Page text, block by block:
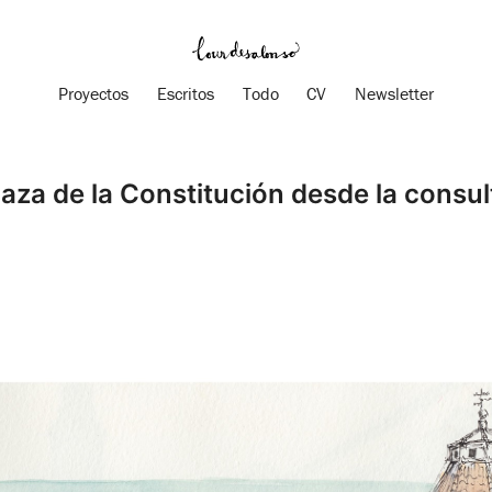
Proyectos Escritos Todo CV Newsletter
de la Constitución desde la